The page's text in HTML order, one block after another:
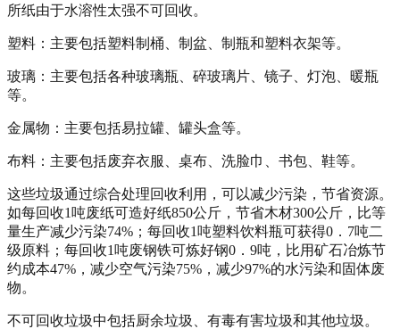
所纸由于水溶性太强不可回收。
塑料：主要包括塑料制桶、制盆、制瓶和塑料衣架等。
玻璃：主要包括各种玻璃瓶、碎玻璃片、镜子、灯泡、暖瓶
等。
金属物：主要包括易拉罐、罐头盒等。
布料：主要包括废弃衣服、桌布、洗脸巾、书包、鞋等。
这些垃圾通过综合处理回收利用，可以减少污染，节省资源。
如每回收1吨废纸可造好纸850公斤，节省木材300公斤，比等
量生产减少污染74%；每回收1吨塑料饮料瓶可获得0．7吨二
级原料；每回收1吨废钢铁可炼好钢0．9吨，比用矿石冶炼节
约成本47%，减少空气污染75%，减少97%的水污染和固体废
物。
不可回收垃圾中包括厨余垃圾、有毒有害垃圾和其他垃圾。